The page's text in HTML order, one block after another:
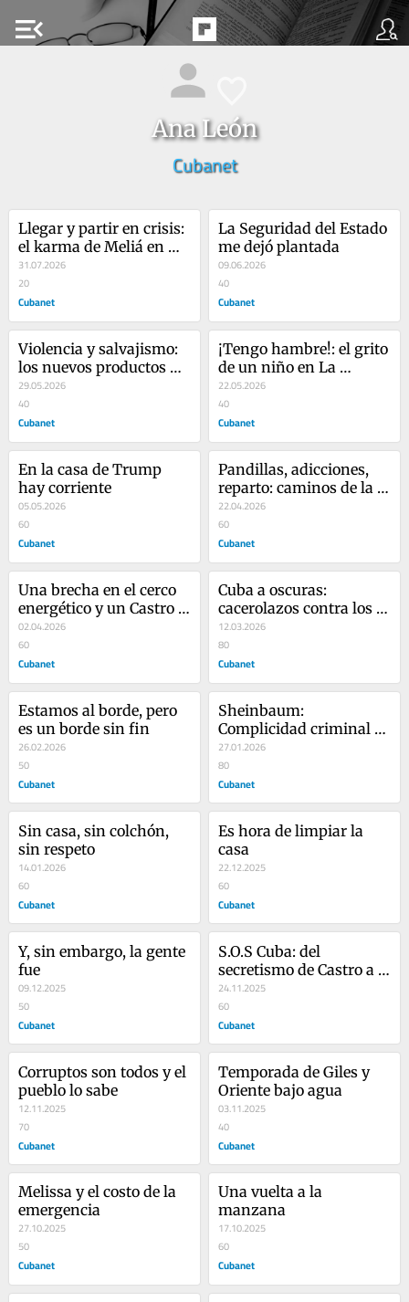
menu_open
Ana León
Cubanet
Llegar y partir en crisis:
el karma de Meliá en
Cuba
31.07.2026
20
Cubanet
La Seguridad del Estado
me dejó plantada
09.06.2026
40
Cubanet
Violencia y salvajismo:
los nuevos productos de
exportación cubanos
29.05.2026
40
Cubanet
¡Tengo hambre!: el grito
de un niño en La
Habana
22.05.2026
40
Cubanet
En la casa de Trump
hay corriente
05.05.2026
60
Cubanet
Pandillas, adicciones,
reparto: caminos de la
juventud cubana
22.04.2026
60
Cubanet
Una brecha en el cerco
energético y un Castro
que sufre como el resto
de los cubanos
02.04.2026
60
Cubanet
Cuba a oscuras:
cacerolazos contra los
apagones y el temor a
un pacto
12.03.2026
80
Cubanet
Estamos al borde, pero
es un borde sin fin
26.02.2026
50
Cubanet
Sheinbaum:
Complicidad criminal
disfrazada de ayuda
humanitaria
27.01.2026
80
Cubanet
Sin casa, sin colchón,
sin respeto
14.01.2026
60
Cubanet
Es hora de limpiar la
casa
22.12.2025
60
Cubanet
Y, sin embargo, la gente
fue
09.12.2025
50
Cubanet
S.O.S Cuba: del
secretismo de Castro a
la negligencia de Díaz-
Canel
24.11.2025
60
Cubanet
Corruptos son todos y el
pueblo lo sabe
12.11.2025
70
Cubanet
Temporada de Giles y
Oriente bajo agua
03.11.2025
40
Cubanet
Melissa y el costo de la
emergencia
27.10.2025
50
Cubanet
Una vuelta a la
manzana
17.10.2025
60
Cubanet